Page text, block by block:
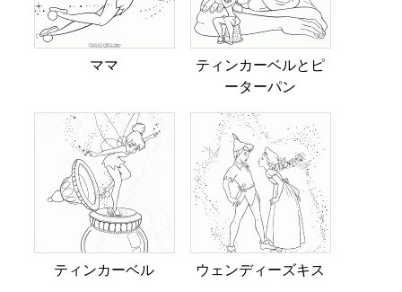
ママ
ティンカーベルとピ
ーターパン
ティンカーベル ウェンディーズキス